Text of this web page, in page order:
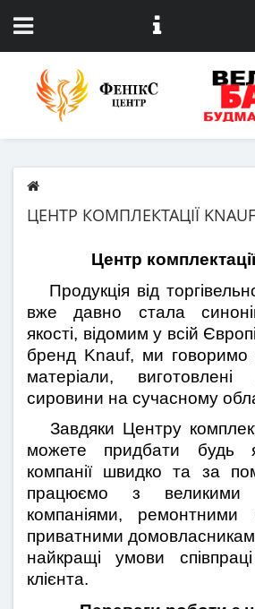
ЦЕНТР КОМПЛЕКТАЦІЇ KNAUF
Центр
Продукція від
вже давно стала
якості, відомим у всій
бренд Knauf, ми говоримо
матеріали,
сировини на сучасному
Завдяки Центру
можете придбати будь
компанії швидко та за
працюємо з великими
компаніями, ремонтними
приватними
найкращі умови
клієнта.